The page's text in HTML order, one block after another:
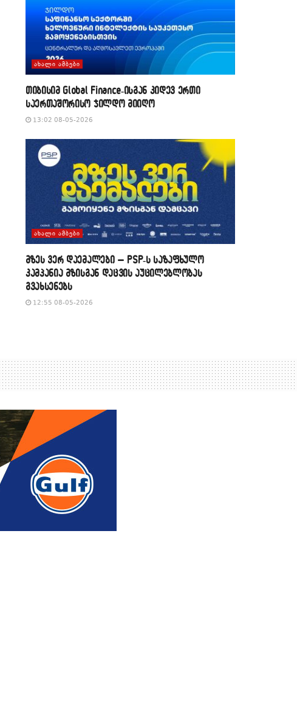
ᲐᲮᲐᲚᲘ ᲐᲛᲑᲔᲑᲘ
თიბისიმ Global Finance-ისგან კიდევ ერთი
საერთაშორისო ჯილდო მიიღო
13:02 08-05-2026
ᲐᲮᲐᲚᲘ ᲐᲛᲑᲔᲑᲘ
მზეს ვერ დაემალები – PSP-ს საზაფხულო
კამპანია მზისგან დაცვის აუცილებლობას
გვახსენებს
12:55 08-05-2026